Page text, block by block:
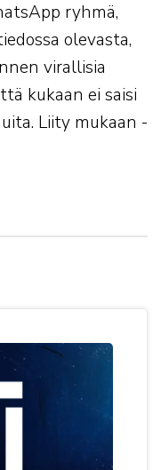
ryhmä,
olevasta,
virallisia
kukaan ei saisi
Liity mukaan -